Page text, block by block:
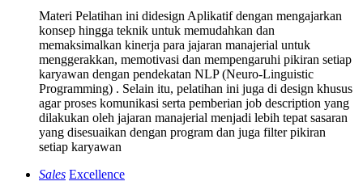
Materi Pelatihan ini didesign Aplikatif dengan mengajarkan
konsep hingga teknik untuk memudahkan dan
memaksimalkan kinerja para jajaran manajerial untuk
menggerakkan, memotivasi dan mempengaruhi pikiran setiap
karyawan dengan pendekatan NLP (Neuro-Linguistic
Programming) . Selain itu, pelatihan ini juga di design khusus
agar proses komunikasi serta pemberian job description yang
dilakukan oleh jajaran manajerial menjadi lebih tepat sasaran
yang disesuaikan dengan program dan juga filter pikiran
setiap karyawan
Sales Excellence